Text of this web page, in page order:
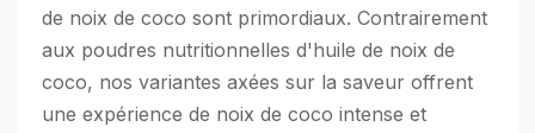
de noix de coco sont primordiaux. Contrairement
aux poudres nutritionnelles d'huile de noix de
coco, nos variantes axées sur la saveur offrent
une expérience de noix de coco intense et